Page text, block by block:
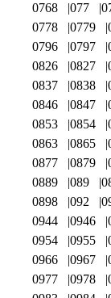
0768
077
0778
0779
0796
0797
0826
0827
0837
0838
0846
0847
0853
0854
0863
0865
0877
0879
0889
089
0898
092
0944
0946
0954
0955
0966
0967
0977
0978